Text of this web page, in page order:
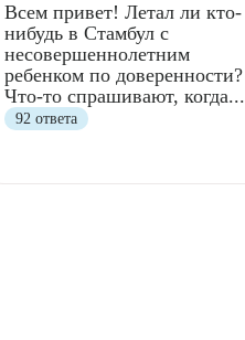
Всем привет! Летал ли кто-
нибудь в Стамбул с
несовершеннолетним
ребенком по доверенности?
Что-то спрашивают, когда...
92 ответа